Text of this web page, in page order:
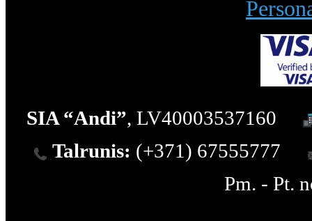
SIA “Andi”, LV40003537160
Talrunis: (+371) 67555777
Pm. - Pt.